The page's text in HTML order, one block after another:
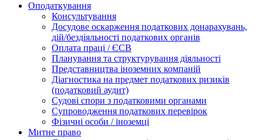
Оподаткування
Консультування
Досудове оскарження податкових донарахувань,
дій/бездіяльності податкових органів
Оплата праці / ЄСВ
Планування та структурування діяльності
Представництва іноземних компаній
Діагностика на предмет податкових ризиків
(податковий аудит)
Судові спори з податковими органами
Супроводження податкових перевірок
Фізичні особи / іноземці
Митне право